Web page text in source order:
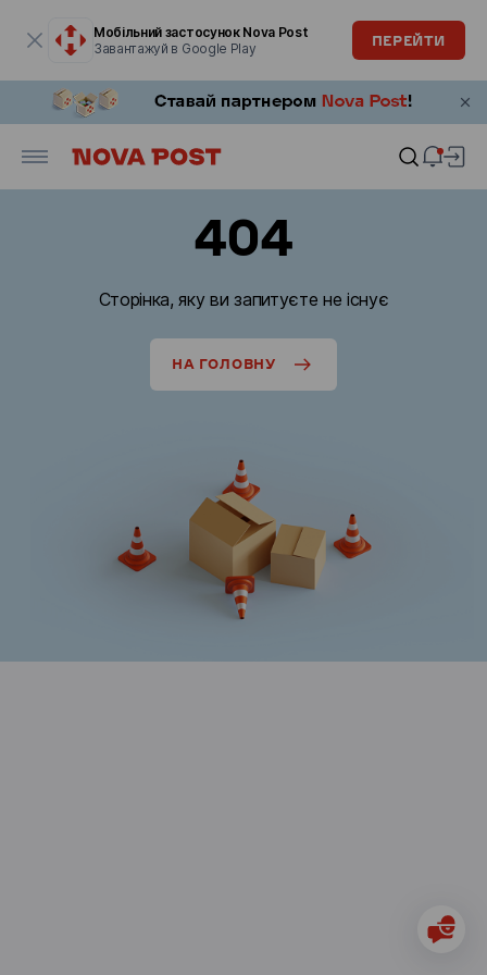
Мобільний застосунок Nova Post
Завантажуй в Google Play
ПЕРЕЙТИ
404
Сторінка, яку ви запитуєте не існує
НА ГОЛОВНУ